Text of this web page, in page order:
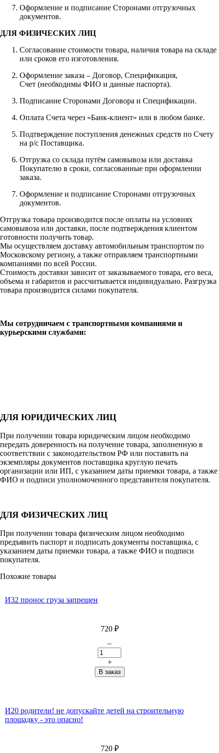
Оформление и подписание Сторонами отгрузочных
документов.
ДЛЯ ФИЗИЧЕСКИХ ЛИЦ
Согласование стоимости товара, наличия товара на складе
или сроков его изготовления.
Оформление заказа – Договор, Спецификация,
Счет (необходимы ФИО и данные паспорта).
Подписание Сторонами Договора и Спецификации.
Оплата Счета через «Банк-клиент» или в любом банке.
Подтверждение поступления денежных средств по Счету
на р/с Поставщика.
Отгрузка со склада путём самовывоза или доставка
Покупателю в сроки, согласованные при оформлении
заказа.
Оформление и подписание Сторонами отгрузочных
документов.
Отгрузка товара производится после оплаты на условиях
самовывоза или доставки, после подтверждения клиентом
готовности получить товар.
Мы осуществляем доставку автомобильным транспортом по
Московскому региону, а также отправляем транспортными
компаниями по всей России.
Стоимость доставки зависит от заказываемого товара, его веса,
объема и габаритов и рассчитывается индивидуально. Разгрузка
товара производится силами покупателя.
Мы сотрудничаем с транспортными компаниями и
курьерскими службами:
ДЛЯ ЮРИДИЧЕСКИХ ЛИЦ
При получении товара юридическим лицом необходимо
передать доверенность на получение товара, заполненную в
соответствии с законодательством РФ или поставить на
экземпляры документов поставщика круглую печать
организации или ИП, с указанием даты приемки товара, а также
ФИО и подписи уполномоченного представителя покупателя.
ДЛЯ ФИЗИЧЕСКИХ ЛИЦ
При получении товара физическим лицом необходимо
предъявить паспорт и подписать документы поставщика, с
указанием даты приемки товара, а также ФИО и подписи
покупателя.
Похожие товары
И32 пронос груза запрещен
720 ₽
–
+
И20 родители! не допускайте детей на строительную
площадку - это опасно!
720 ₽